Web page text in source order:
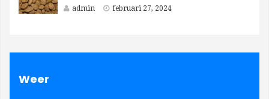
admin februari 27, 2024
Weer